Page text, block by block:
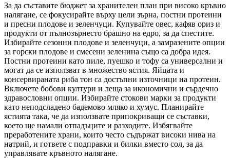
За да съставите бюджет за хранителен план при високо кръвно
налягане, се фокусирайте върху цели зърна, постни протеини
и пресни плодове и зеленчуци. Купувайте овес, кафяв ориз и
продукти от пълнозърнесто брашно на едро, за да спестите.
Избирайте сезонни плодове и зеленчуци, а замразените опции
за горски плодове и смесени зеленина също са добра идея.
Постни протеини като пиле, пуешко и тофу са универсални и
могат да се използват в множество ястия. Яйцата и
консервираната риба тон са достъпни източници на протеин.
Включете бобови култури и леща за икономични и сърдечно
здравословни опции. Избирайте стокови марки за продукти
като неподсладено бадемово мляко и хумус. Планирайте
ястията така, че да използвате припокриващи се съставки,
което ще намали отпадъците и разходите. Избягвайте
преработените храни, които често съдържат високи нива на
натрий, и гответе с подправки и билки вместо сол, за да
управлявате кръвното налягане.